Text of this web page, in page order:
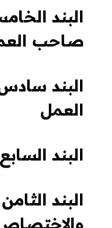
البند
صاحب
البند
العمل
البند
البند